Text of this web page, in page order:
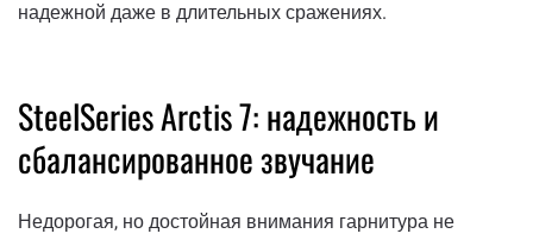
надежной даже в длительных сражениях.
SteelSeries Arctis 7: надежность и
сбалансированное звучание
Недорогая, но достойная внимания гарнитура не